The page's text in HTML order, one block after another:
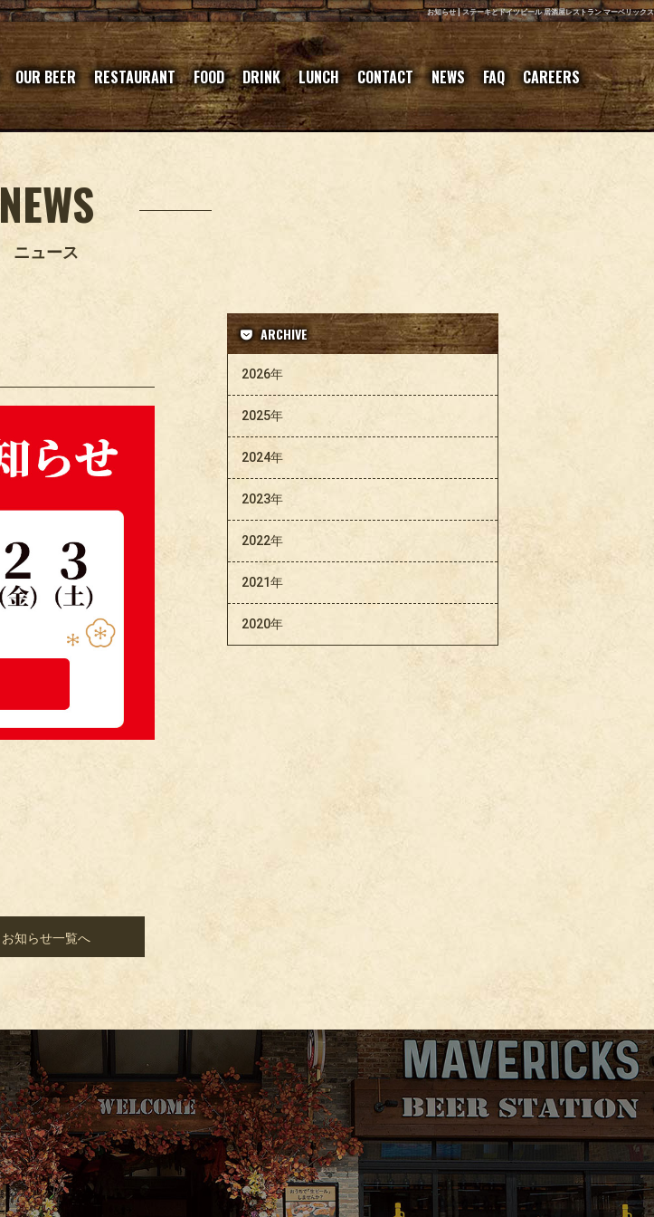
お知らせ | ステーキとドイツビール 居酒屋レストラン マーベリックス
OUR BEER RESTAURANT FOOD DRINK LUNCH CONTACT NEWS FAQ CAREERS
NEWS
ニュース
ARCHIVE
2026年
2025年
2024年
2023年
2022年
2021年
2020年
お知らせ一覧へ